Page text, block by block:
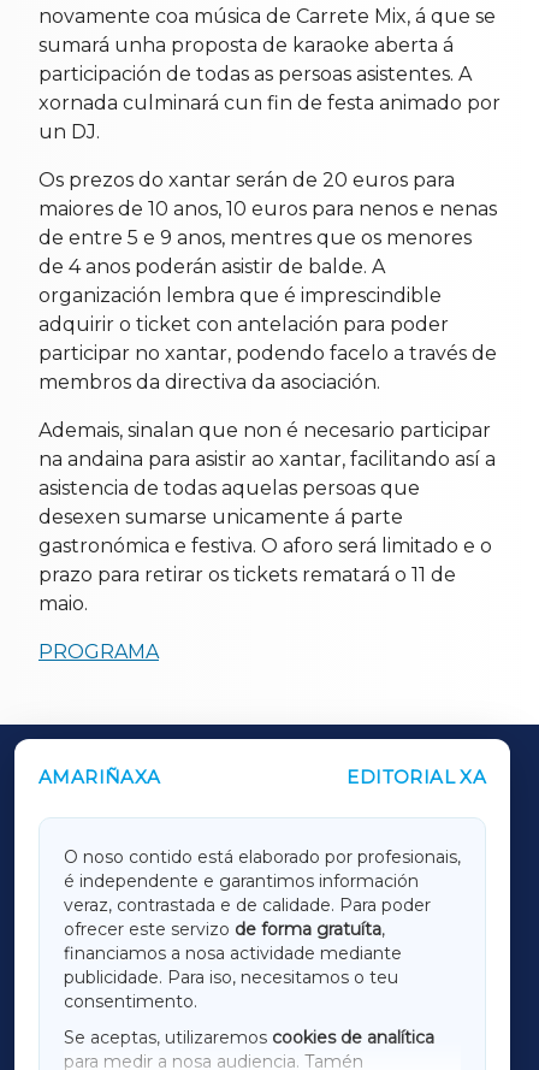
novamente coa música de Carrete Mix, á que se
sumará unha proposta de karaoke aberta á
participación de todas as persoas asistentes. A
xornada culminará cun fin de festa animado por
un DJ.
Os prezos do xantar serán de 20 euros para
maiores de 10 anos, 10 euros para nenos e nenas
de entre 5 e 9 anos, mentres que os menores
de 4 anos poderán asistir de balde. A
organización lembra que é imprescindible
adquirir o ticket con antelación para poder
participar no xantar, podendo facelo a través de
membros da directiva da asociación.
Ademais, sinalan que non é necesario participar
na andaina para asistir ao xantar, facilitando así a
asistencia de todas aquelas persoas que
desexen sumarse unicamente á parte
gastronómica e festiva. O aforo será limitado e o
prazo para retirar os tickets rematará o 11 de
maio.
PROGRAMA
AMARIÑAXA EDITORIAL XA
O noso contido está elaborado por profesionais,
é independente e garantimos información
veraz, contrastada e de calidade. Para poder
ofrecer este servizo de forma gratuíta,
financiamos a nosa actividade mediante
publicidade. Para iso, necesitamos o teu
consentimento.
Se aceptas, utilizaremos cookies de analítica
para medir a nosa audiencia. Tamén
OUTROS PERIÓDICOS
LUGOXA
TERRACHAXA